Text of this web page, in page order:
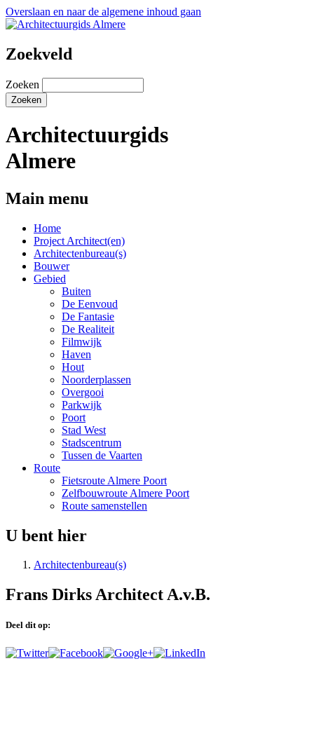
Overslaan en naar de algemene inhoud gaan
Zoekveld
Zoeken
Architectuurgids
Almere
Main menu
Home
Project Architect(en)
Architectenbureau(s)
Bouwer
Gebied
Buiten
De Eenvoud
De Fantasie
De Realiteit
Filmwijk
Haven
Hout
Noorderplassen
Overgooi
Parkwijk
Poort
Stad West
Stadscentrum
Tussen de Vaarten
Route
Fietsroute Almere Poort
Zelfbouwroute Almere Poort
Route samenstellen
U bent hier
Architectenbureau(s)
Frans Dirks Architect A.v.B.
Deel dit op: